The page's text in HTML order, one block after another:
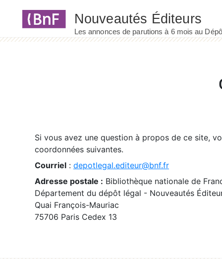
Si vous avez une question à propos de ce site,
coordonnées suivantes.
Courriel : depotlegal.editeur@bnf.fr
Adresse postale : Bibliothèque nationale de
Département du dépôt légal - Nouveautés
Quai François-Mauriac
75706 Paris Cedex 13